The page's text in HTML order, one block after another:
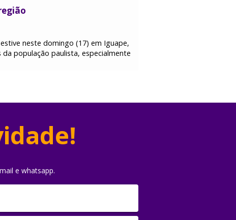
neste domingo (17) em Iguape,
população paulista, especialmente
e whatsapp.